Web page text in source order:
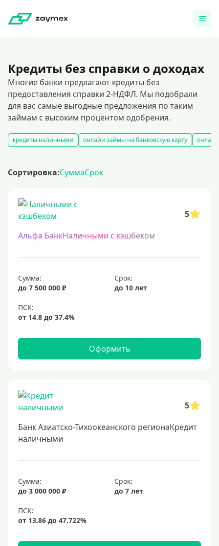
Кредиты без справки о доходах
Многие банки предлагают кредиты без
предоставления справки 2-НДФЛ. Мы подобрали
для вас самые выгодные предложения по таким
займам с высоким процентом одобрения.
кредиты наличными онлайн займы на банковскую карту
Сортировка:СуммаСрок
5
Альфа БанкНаличными с кэшбеком
Сумма:
до 7 500 000 ₽
Срок:
до 10 лет
Оформить
5
Банк Азиатско-Тихоокеанского регионаКредит
наличными
Сумма:
до 3 000 000 ₽
Срок:
до 7 лет